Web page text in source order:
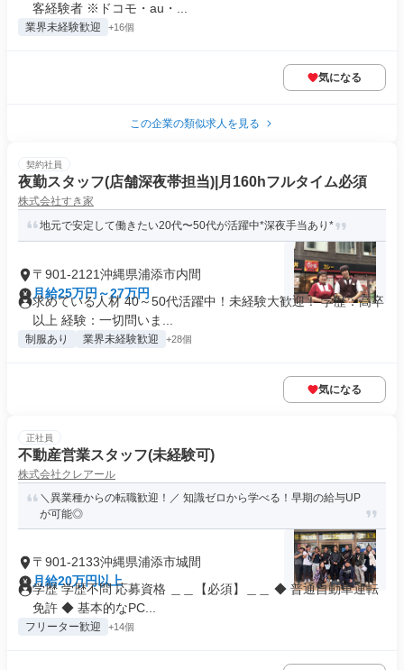
客経験者 ※ドコモ・au・...
業界未経験歓迎 +16個
気になる
この企業の類似求人を見る
契約社員
夜勤スタッフ(店舗深夜帯担当)|月160hフルタイム必須
株式会社すき家
地元で安定して働きたい20代〜50代が活躍中*深夜手当あり*
〒901-2121沖縄県浦添市内間
月給25万円～27万円
求めている人材 40～50代活躍中！未経験大歓迎！ 学歴：高卒
以上 経験：一切問いま...
制服あり 業界未経験歓迎 +28個
気になる
正社員
不動産営業スタッフ(未経験可)
株式会社クレアール
＼異業種からの転職歓迎！／ 知識ゼロから学べる！早期の給与UP
が可能◎
〒901-2133沖縄県浦添市城間
月給20万円以上
学歴 学歴不問 応募資格 ＿＿【必須】＿＿ ◆ 普通自動車運転
免許 ◆ 基本的なPC...
フリーター歓迎 +14個